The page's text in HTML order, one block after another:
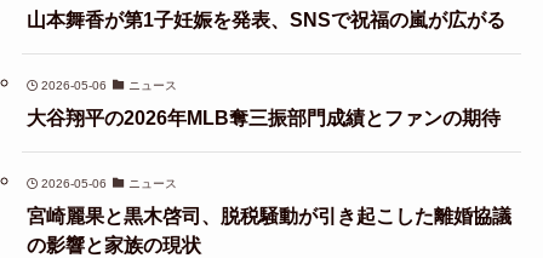
山本舞香が第1子妊娠を発表、SNSで祝福の嵐が広がる
2026-05-06 ニュース
大谷翔平の2026年MLB奪三振部門成績とファンの期待
2026-05-06 ニュース
宮崎麗果と黒木啓司、脱税騒動が引き起こした離婚協議
の影響と家族の現状